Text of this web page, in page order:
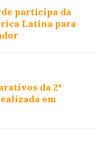
participa da
Latina para
da 2ª
em